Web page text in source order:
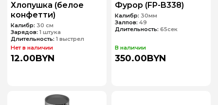
Хлопушка (белое
конфетти)
Калибр: 30 см
Зарядов: 1 штука
Длительность: 1 выстрел
Нет в наличии
12.00BYN
Фурор (FP-B338)
Калибр: 30мм
Залпов: 49
Длительность: 65сек
В наличии
350.00BYN